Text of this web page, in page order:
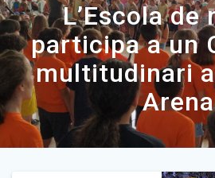
L’Escola de
participa a un
multitudinari
Arena